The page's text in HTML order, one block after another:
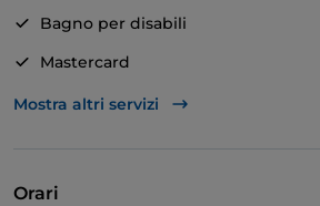
Bagno per disabili
Mastercard
Parcheggio
Mostra altri servizi
Orari